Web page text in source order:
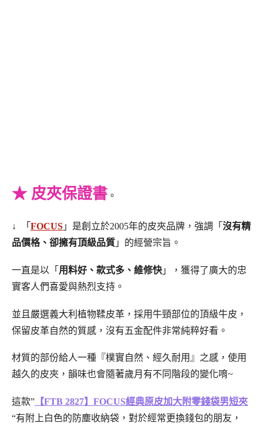
★ 皮夾保證書 。
↓ 「 FOCUS 」是創立於2005年的皮夾品牌，強調「 沒有精
品價格、卻擁有頂級品質 」的經營宗旨。
一直是以「 用料好、款式多、維修快 」，獲得了廣大的忠
實客人們喜愛與熱烈支持。
並且嚴選義大利植物鞣皮革，採用牛頸部位的頂級牛皮，
保留皮革自然的質感，沒有五金配件非常純粹好看。
材質的部份給人一種『樸實自然、經久耐用』之感，使用
越久的皮夾，韻味也會隨著歲月有不同階段的變化唷~
這款” 【FTB 2827】FOCUS經典原皮加大附零錢袋男短夾
“有附上白色的防塵收納袋，對於經常更換錢包的朋友，